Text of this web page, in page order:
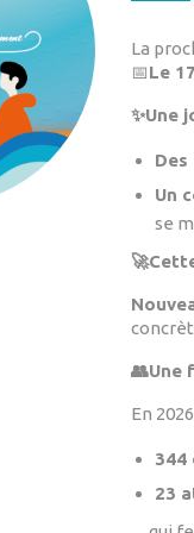
La
📅Le
✨Une
Un
se
👥Une
En
344
23